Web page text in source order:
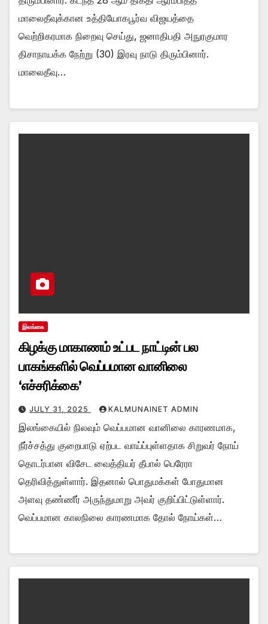
மாலைதீவுக்கான உத்தியோகபூர்வ விஜயத்தை
வெற்றிகரமாக நிறைவு செய்து, ஜனாதிபதி அநுரகுமார
திசாநாயக்க நேற்று (30) இரவு நாடு திரும்பினார்.
மாலைதீவு…
இலங்கை
கிழக்கு மாகாணம் உட்பட நாட்டின் பல
பாகங்களில் வெப்பமான வானிலை
‘எச்சரிக்கை’
JULY 31, 2025 KALMUNAINET ADMIN
இலங்கையில் நிலவும் வெப்பமான வானிலை காரணமாக,
நீர்ச்சத்து குறைபாடு ஏற்பட வாய்ப்புள்ளதாக சிறுவர் நோய்
தொடர்பான விசேட வைத்தியர் தீபால் பெரேரா
தெரிவித்துள்ளார். இதனால் பொதுமக்கள் போதுமான
அளவு தண்ணீர் அருந்துமாறு அவர் குறிப்பிட்டுள்ளார்.
வெப்பமான காலநிலை காரணமாக தோல் நோய்கள்…